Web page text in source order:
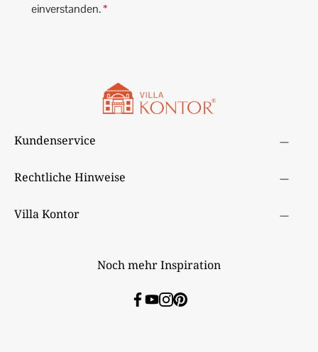
einverstanden.*
Kundenservice
Rechtliche Hinweise
Villa Kontor
Noch mehr Inspiration